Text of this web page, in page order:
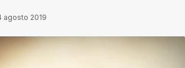
agosto 2019